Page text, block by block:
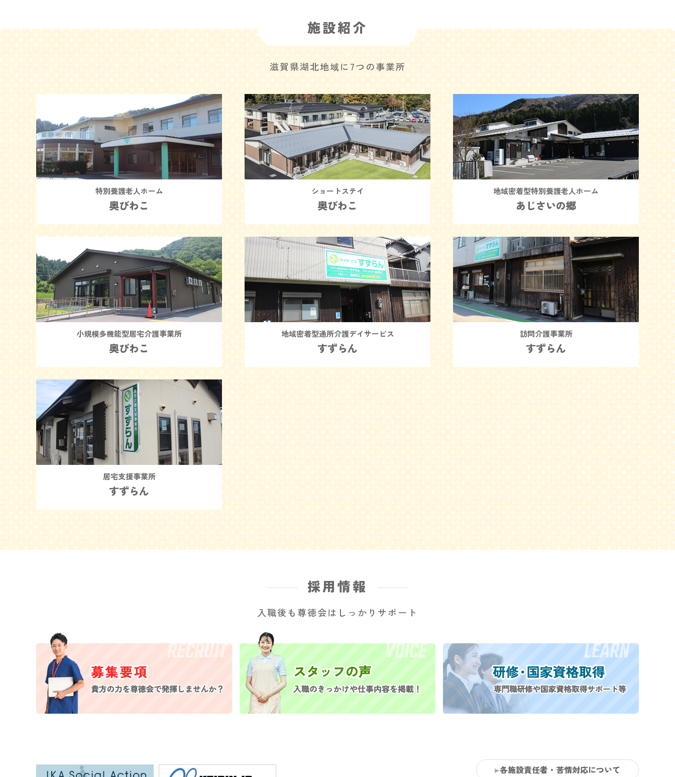
施設紹介
滋賀県湖北地域に7つの事業所
特別養護老人ホーム
奥びわこ
ショートステイ
奥びわこ
地域密着型特別養護老人ホーム
あじさいの郷
小規模多機能型居宅介護事業所
奥びわこ
地域密着型通所介護デイサービス
すずらん
訪問介護事業所
すずらん
居宅支援事業所
すずらん
採用情報
入職後も尊徳会はしっかりサポート
各施設責任者・苦情対応について